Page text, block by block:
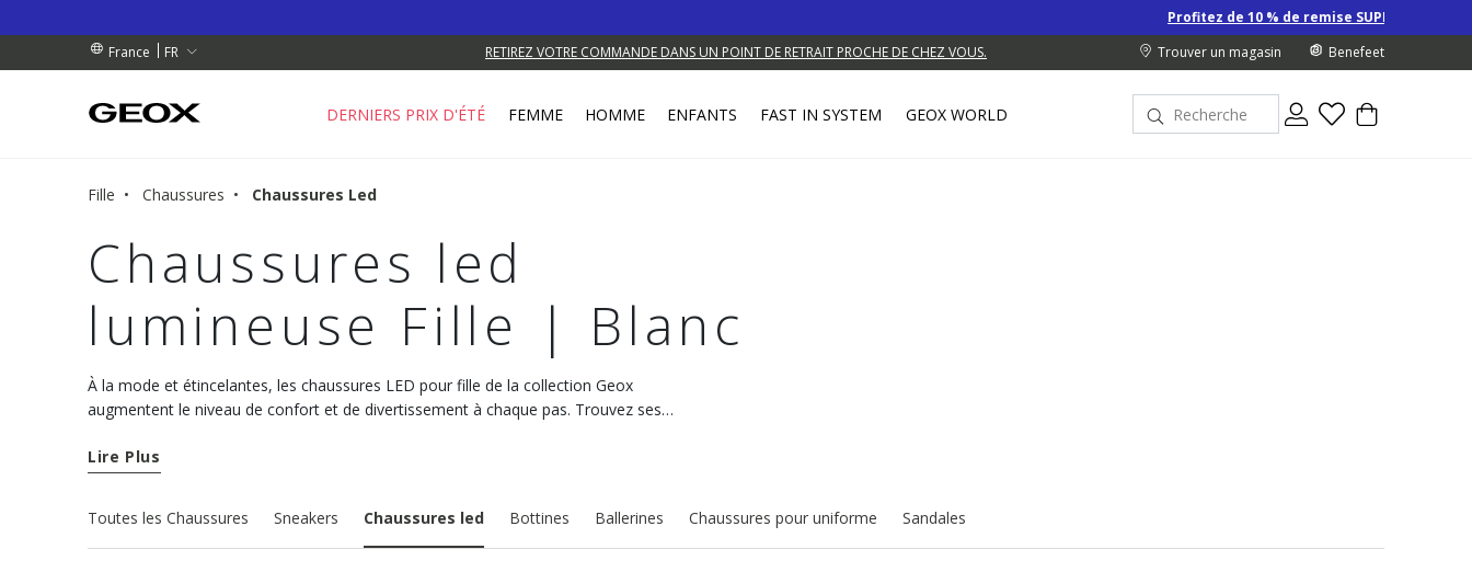
Profitez de 10 % de remise SUPPLÉMENTAIRE sur les
France
FR RETIREZ VOTRE COMMANDE DANS UN POINT DE RETRAIT PROCHE DE CHEZ VOUS.
PROCHE DE CHEZ VOUS. Trouver un magasin Benefeet
DERNIERS PRIX D'ÉTÉ FEMME HOMME ENFANTS FAST IN SYSTEM GEOX WORLD
Fille Chaussures Chaussures Led
Chaussures led
lumineuse Fille | Blanc
À la mode et étincelantes, les chaussures LED pour fille de la collection Geox
augmentent le niveau de confort et de divertissement à chaque pas. Trouvez ses
Lire Plus
Toutes les Chaussures Sneakers Chaussures led Bottines Ballerines Chaussures pour uniforme Sandales